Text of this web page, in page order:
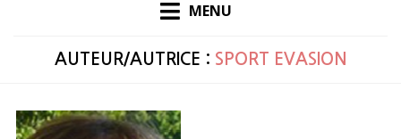
MENU
AUTEUR/AUTRICE : SPORT EVASION